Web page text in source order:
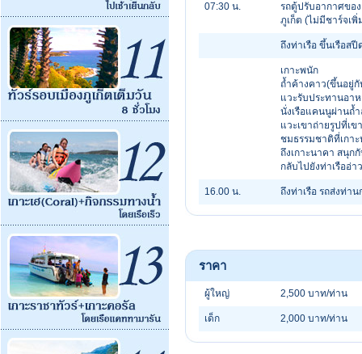
07:30 น.
รถตู้ปรับอากาศของ
ภูเก็ต (ไม่มีชาร์จเพิ่
ถึงท่าเรือ ขึ้นเรือส
เกาะพนัก
ถ้ำค้างคาว(ขึ้นอยู่
แวะรับประทานอา
นั่งเรือแคนนูผ่านถ้
แวะเขาถ่ายรูปที่เ
ชมธรรมชาติที่เกาะ
ถึงเกาะนาคา สนุก
กลับไปยังท่าเรืออ่า
16.00 น. ถึงท่าเรือ รถส่งท่า
ราคา
ผู้ใหญ่ 2,500 บาท/ท่าน
เด็ก 2,000 บาท/ท่าน